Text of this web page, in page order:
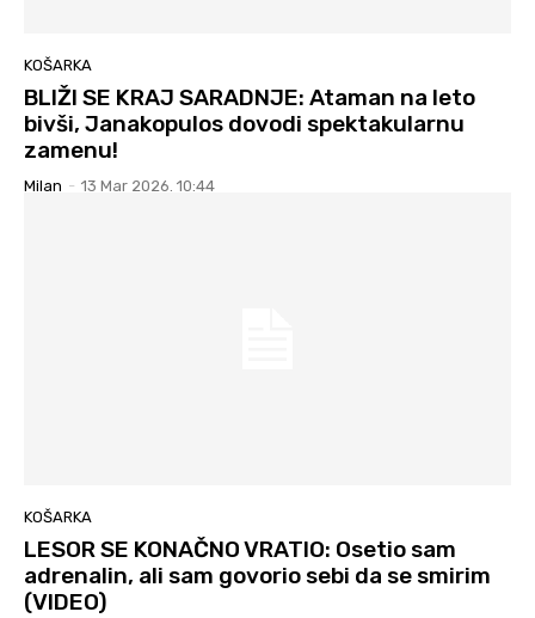
KOŠARKA
BLIŽI SE KRAJ SARADNJE: Ataman na leto
bivši, Janakopulos dovodi spektakularnu
zamenu!
Milan - 13 Mar 2026. 10:44
KOŠARKA
LESOR SE KONAČNO VRATIO: Osetio sam
adrenalin, ali sam govorio sebi da se smirim
(VIDEO)